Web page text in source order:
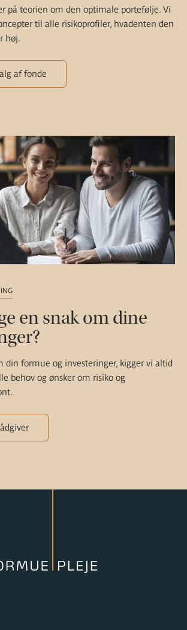
på teorien om den optimale portefølje. Vi
til alle risikoprofiler, hvadenten den
høj.
af fonde
en snak om dine
din formue og investeringer, kigger vi altid
behov og ønsker om risiko og